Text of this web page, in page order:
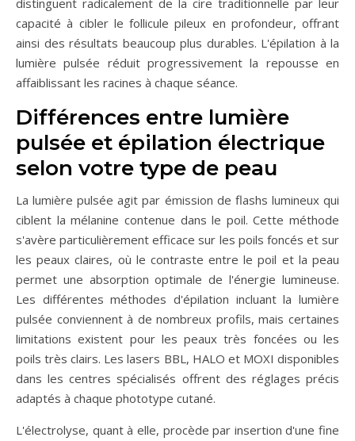
distinguent radicalement de la cire traditionnelle par leur
capacité à cibler le follicule pileux en profondeur, offrant
ainsi des résultats beaucoup plus durables. L'épilation à la
lumière pulsée réduit progressivement la repousse en
affaiblissant les racines à chaque séance.
Différences entre lumière
pulsée et épilation électrique
selon votre type de peau
La lumière pulsée agit par émission de flashs lumineux qui
ciblent la mélanine contenue dans le poil. Cette méthode
s'avère particulièrement efficace sur les poils foncés et sur
les peaux claires, où le contraste entre le poil et la peau
permet une absorption optimale de l'énergie lumineuse.
Les différentes méthodes d'épilation incluant la lumière
pulsée conviennent à de nombreux profils, mais certaines
limitations existent pour les peaux très foncées ou les
poils très clairs. Les lasers BBL, HALO et MOXI disponibles
dans les centres spécialisés offrent des réglages précis
adaptés à chaque phototype cutané.
L'électrolyse, quant à elle, procède par insertion d'une fine